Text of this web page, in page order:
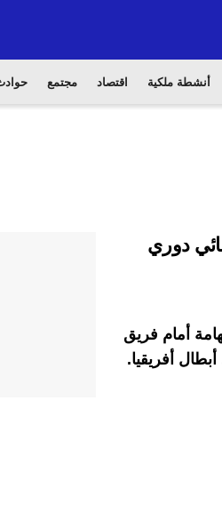
أنشطة ملكية اقتصاد مجتمع
دوري
أمام فريق
أفريقيا.